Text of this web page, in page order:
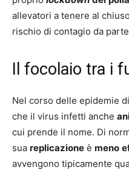
allevatori a tenere al
rischio di contagio da
Il focolaio tra i
Nel corso delle epidemie
che il virus infetti anche
cui prende il nome. Di
sua replicazione è meno
avvengono tipicamente